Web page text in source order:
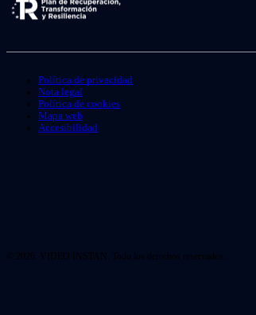
Política de privacidad
Nota legal
Política de cookies
Mapa web
Accesibilidad
© 2026. VIDEO INSTAN. Todo los derechos reservados.